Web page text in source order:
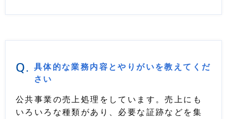
Q.
具体的な業務内容とやりがいを教えてくだ
さい
公共事業の売上処理をしています。売上にも
いろいろな種類があり、必要な証跡などを集